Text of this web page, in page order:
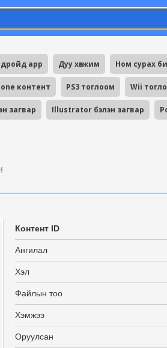
app Дуу хөгжим Ном сурах
контент PS3 тоглоом Wii
загвар Illustrator бэлэн загвар
Контент ID
Ангилал
Хэл
Файлын тоо
Хэмжээ
Оруулсан